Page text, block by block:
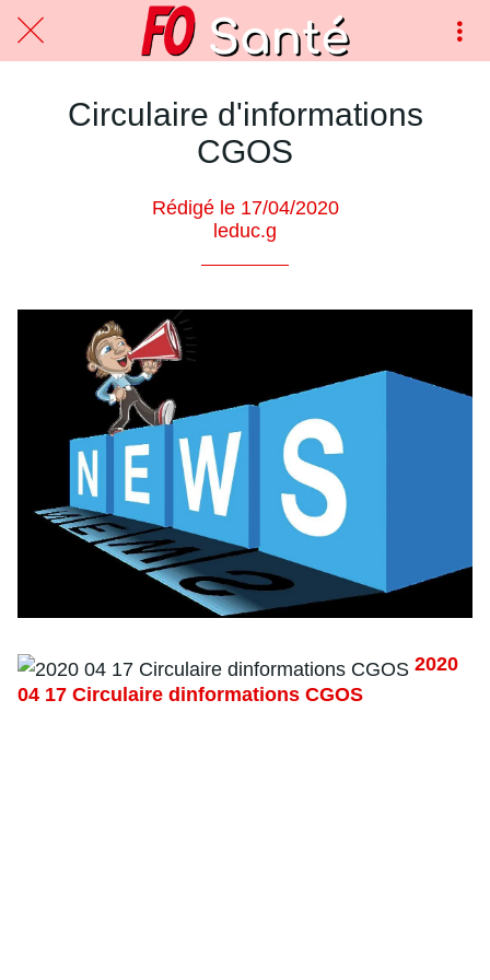
Circulaire d'informations
CGOS
Rédigé le 17/04/2020
leduc.g
2020
04 17 Circulaire dinformations CGOS